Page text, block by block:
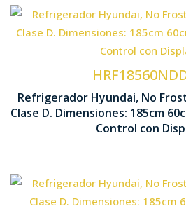
Refrigerador Hyundai, No
Clase D. Dimensiones: 185cm
Control con
Tecnología No Frost
Control Display LED
Iluminación LED
Tecnología No Frost